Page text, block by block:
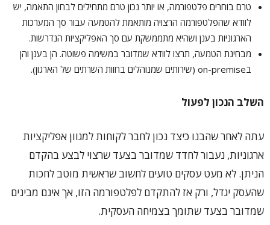
טרם בוחרים פלטפורמה, או יותר נכון טרם מתחילים לבחון התאמה, יש
לוודא שהפלטפורמה הרצויה מותאמת להטמעה עבור סך המערכות
הארגוניות בענן ושהיא מתממשקת עם סך האפליקציות הנדרשות.
מבחינת הטמעה, תרצו לוודא שמדובר במשימה פשוטה. הן בענן והן
בon-premise (שירותים שמנוהלים בחוות השרתים של הארגון).
השלב הנכון לפעול
עתה לאחר שהבנו כיצד נכון לחבר לקוחות למגוון אפליקציות
ארגוניות, נעבור לחדד שמדובר בצעד שרצוי לבצע בהקדם
הניתן. לא מעט עסקים טועים לחשוב שראשית מוטב לחכות
שהעסק יגדל, ורק אז להתקדם לפלטפורמה הזו, אך אינם מבינים
שמדובר בצעד שתומך בצמיחה העסקית.